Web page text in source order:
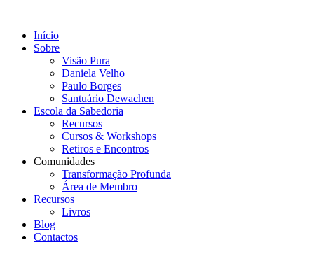
conteúdo
Início
Sobre
Visão Pura
Daniela Velho
Paulo Borges
Santuário Dewachen
Escola da Sabedoria
Recursos
Cursos & Workshops
Retiros e Encontros
Comunidades
Transformação Profunda
Área de Membro
Recursos
Livros
Blog
Contactos